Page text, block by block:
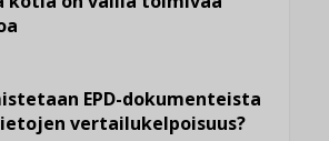
EPD-dokumenteista
vertailukelpoisuus?